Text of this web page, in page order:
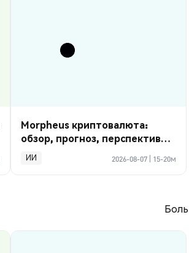
Morpheus криптовалюта:
обзор, прогноз, перспективы
2026
ИИ 2026-08-07 15-20м